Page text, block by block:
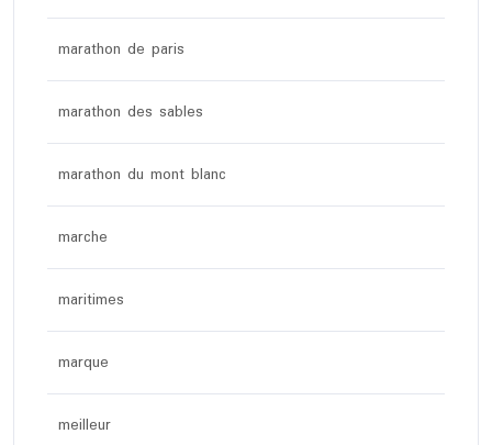
marathon de paris
marathon des sables
marathon du mont blanc
marche
maritimes
marque
meilleur